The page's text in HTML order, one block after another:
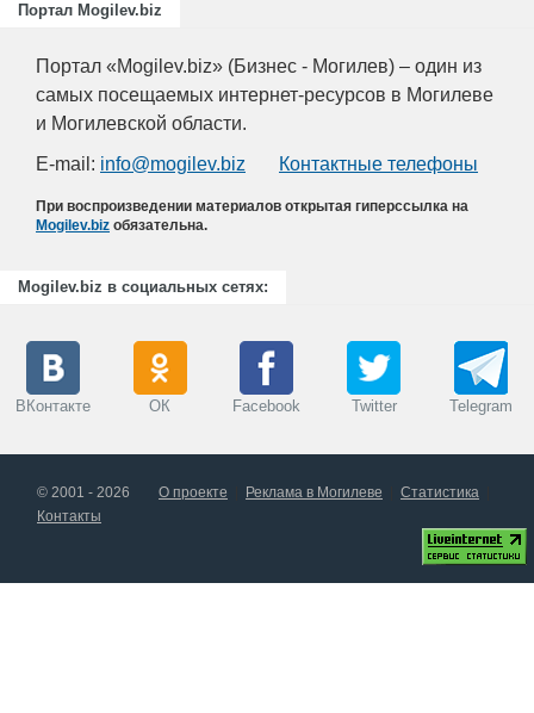
Портал Mogilev.biz
Портал «Mogilev.biz» (Бизнес - Могилев) – один из
самых посещаемых интернет-ресурсов в Могилеве
и Могилевской области.
E-mail: info@mogilev.biz Контактные телефоны
При воспроизведении материалов открытая гиперссылка на
Mogilev.biz обязательна.
Mogilev.biz в социальных сетях:
ВКонтакте ОК Facebook Twitter Telegram
© 2001 - 2026 О проекте Реклама в Могилеве
Статистика
Контакты